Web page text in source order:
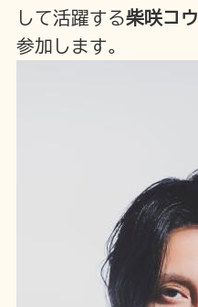
して活躍する柴咲コウ
参加します。